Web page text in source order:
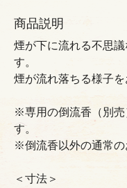
商品説明
煙が下に流れる不思
す。
煙が流れ落ちる様子を
※専用の倒流香（別売
す。
※倒流香以外の通常の
＜寸法＞